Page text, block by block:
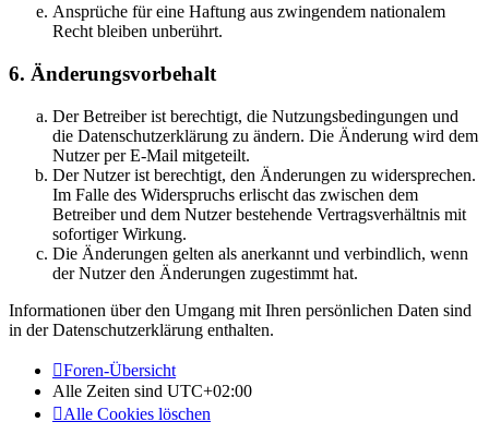
Ansprüche für eine Haftung aus zwingendem nationalem
Recht bleiben unberührt.
6. Änderungsvorbehalt
Der Betreiber ist berechtigt, die Nutzungsbedingungen und
die Datenschutzerklärung zu ändern. Die Änderung wird dem
Nutzer per E-Mail mitgeteilt.
Der Nutzer ist berechtigt, den Änderungen zu widersprechen.
Im Falle des Widerspruchs erlischt das zwischen dem
Betreiber und dem Nutzer bestehende Vertragsverhältnis mit
sofortiger Wirkung.
Die Änderungen gelten als anerkannt und verbindlich, wenn
der Nutzer den Änderungen zugestimmt hat.
Informationen über den Umgang mit Ihren persönlichen Daten sind
in der Datenschutzerklärung enthalten.
Foren-Übersicht
Alle Zeiten sind UTC+02:00
Alle Cookies löschen